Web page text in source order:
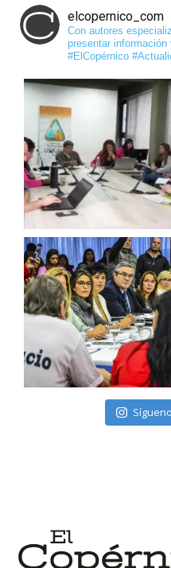
elcopernico_com
Con autores
presentar
#ElCopérnico